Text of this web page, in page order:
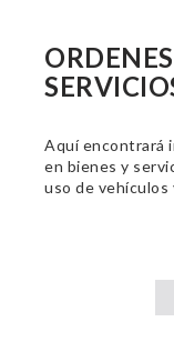
Aquí encontrará
en bienes y
uso de vehículos